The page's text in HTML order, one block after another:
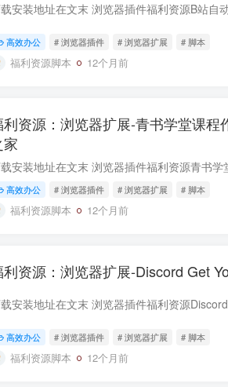
高效办公 # 浏览器插件 # 浏览器扩展 # 脚本
福利资源脚本 12个月前
利资源：浏览器扩展-青书学堂课
家
高效办公 # 浏览器插件 # 浏览器扩展 # 脚本
福利资源脚本 12个月前
利资源：浏览器扩展-Discord Get
高效办公 # 浏览器插件 # 浏览器扩展 # 脚本
福利资源脚本 12个月前